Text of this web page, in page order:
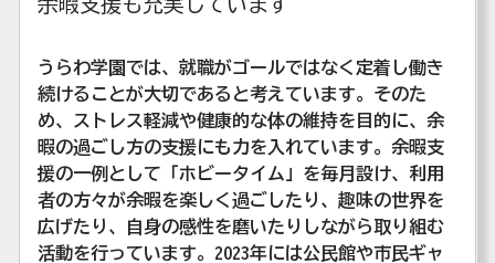
うらわ学園では、就職がゴールではなく定着し働き
続けることが大切であると考えています。そのた
め、ストレス軽減や健康的な体の維持を目的に、余
暇の過ごし方の支援にも力を入れています。余暇支
援の一例として「ホビータイム」を毎月設け、利用
者の方々が余暇を楽しく過ごしたり、趣味の世界を
広げたり、自身の感性を磨いたりしながら取り組む
活動を行っています。2023年には公民館や市民ギャ